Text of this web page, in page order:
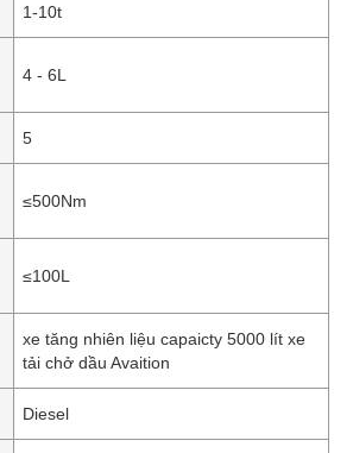
1-10t
4 - 6L
5
≤500Nm
≤100L
xe tăng nhiên liệu capaicty 5000 lít xe
tải chở dầu Avaition
Diesel